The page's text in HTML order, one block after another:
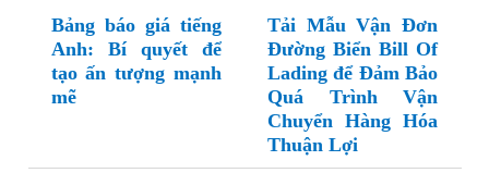
Bảng báo giá tiếng
Anh: Bí quyết để
tạo ấn tượng mạnh
mẽ
Tải Mẫu Vận Đơn
Đường Biển Bill Of
Lading để Đảm Bảo
Quá Trình Vận
Chuyển Hàng Hóa
Thuận Lợi